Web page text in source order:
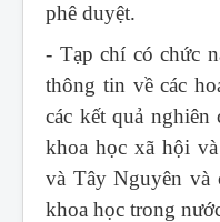
phê duyệt.
- Tạp chí có chức
thông tin về các
các kết quả
khoa học xã hội
và Tây Nguyên và
khoa học trong